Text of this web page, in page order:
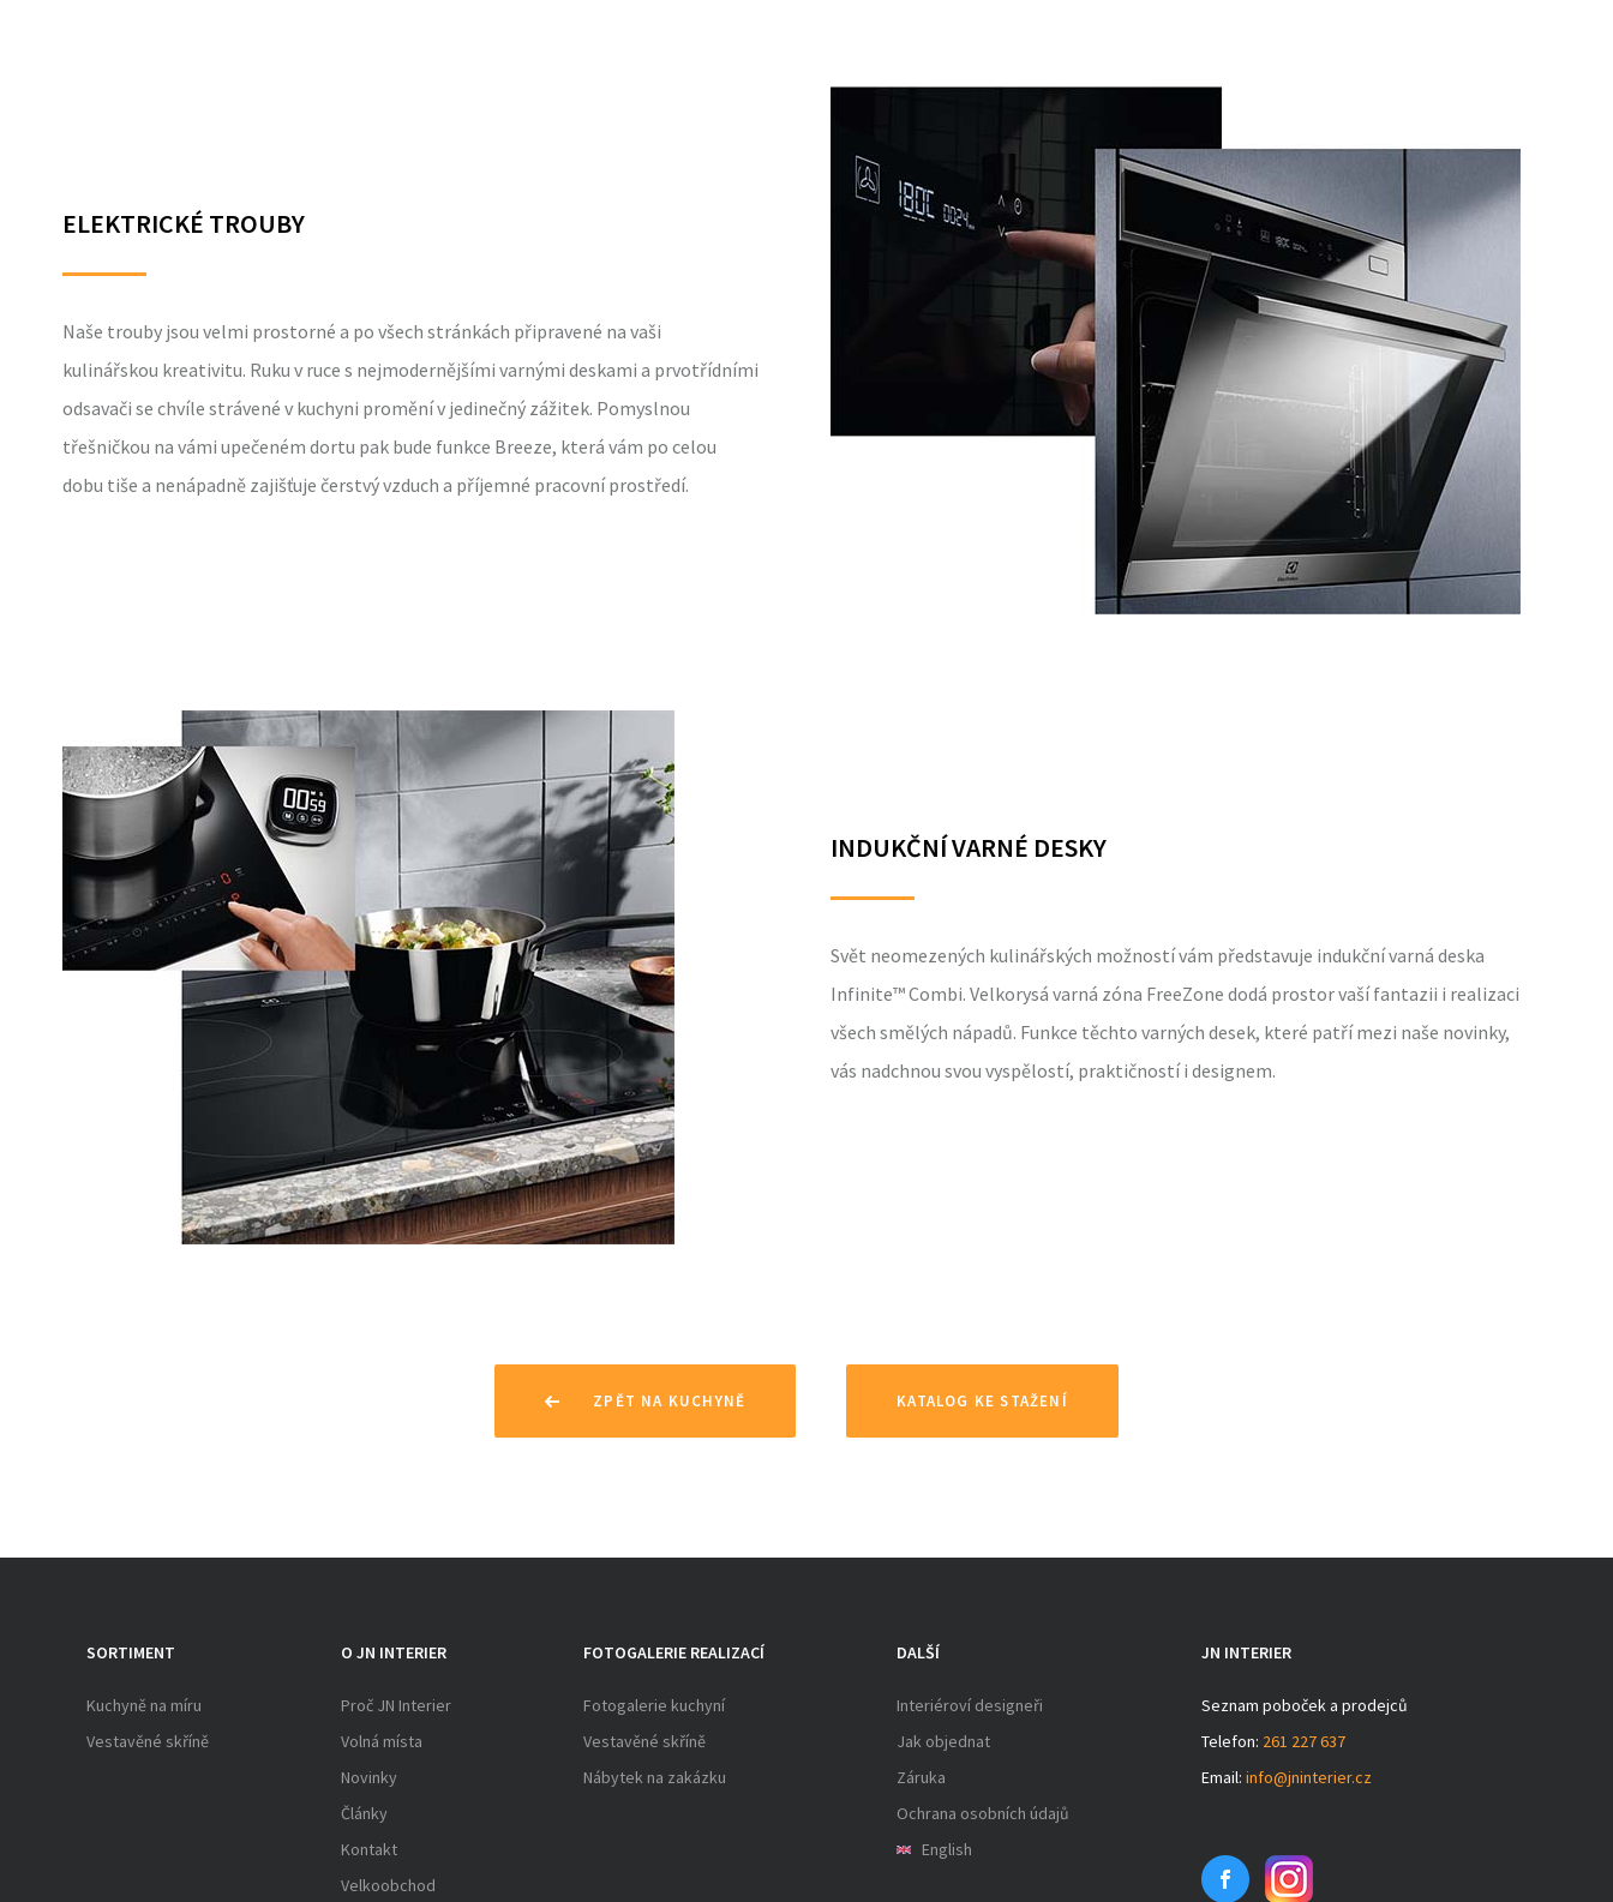
ELEKTRICKÉ TROUBY
Naše trouby jsou velmi prostorné a po všech stránkách připravené na vaši
kulinářskou kreativitu. Ruku v ruce s nejmodernějšími varnými deskami a prvotřídními
odsavači se chvíle strávené v kuchyni promění v jedinečný zážitek. Pomyslnou
třešničkou na vámi upečeném dortu pak bude funkce Breeze, která vám po celou
dobu tiše a nenápadně zajišťuje čerstvý vzduch a příjemné pracovní prostředí.
INDUKČNÍ VARNÉ DESKY
Svět neomezených kulinářských možností vám představuje indukční varná deska
Infinite™ Combi. Velkorysá varná zóna FreeZone dodá prostor vaší fantazii i realizaci
všech smělých nápadů. Funkce těchto varných desek, které patří mezi naše novinky,
vás nadchnou svou vyspělostí, praktičností i designem.
ZPĚT NA KUCHYNĚ KATALOG KE STAŽENÍ
SORTIMENT
Kuchyně na míru
Vestavěné skříně
O JN INTERIER
Proč JN Interier
Volná místa
Novinky
Články
Kontakt
Velkoobchod
FOTOGALERIE REALIZACÍ
Fotogalerie kuchyní
Vestavěné skříně
Nábytek na zakázku
DALŠÍ
Interiéroví designeři
Jak objednat
Záruka
Ochrana osobních údajů
English
JN INTERIER
Seznam poboček a prodejců
Telefon: 261 227 637
Email: info@jninterier.cz